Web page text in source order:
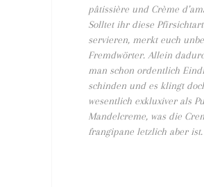
pâtissière und Crème
Solltet ihr diese
servieren, merkt euch
Fremdwörter. Allein
man schon ordentlich
schinden und es klingt
wesentlich exkluxiver als
Mandelcreme, was die
frangipane letzlich aber ist.